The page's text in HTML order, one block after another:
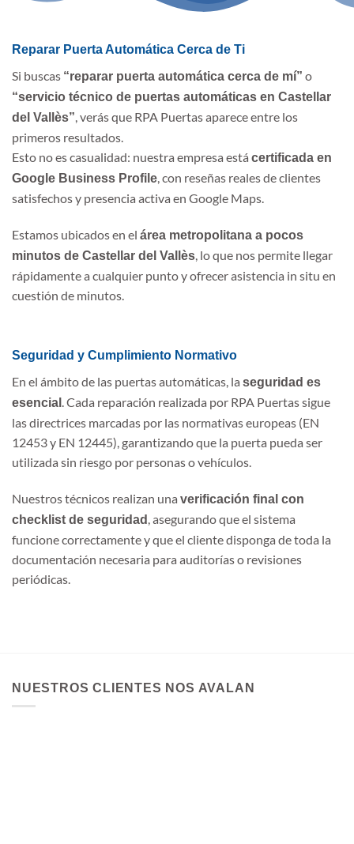
Reparar Puerta Automática Cerca de Ti
Si buscas “reparar puerta automática cerca de mí” o
“servicio técnico de puertas automáticas en Castellar
del Vallès”, verás que RPA Puertas aparece entre los
primeros resultados.
Esto no es casualidad: nuestra empresa está certificada en
Google Business Profile, con reseñas reales de clientes
satisfechos y presencia activa en Google Maps.
Estamos ubicados en el área metropolitana a pocos
minutos de Castellar del Vallès, lo que nos permite llegar
rápidamente a cualquier punto y ofrecer asistencia in situ en
cuestión de minutos.
Seguridad y Cumplimiento Normativo
En el ámbito de las puertas automáticas, la seguridad es
esencial . Cada reparación realizada por RPA Puertas sigue
las directrices marcadas por las normativas europeas (EN
12453 y EN 12445), garantizando que la puerta pueda ser
utilizada sin riesgo por personas o vehículos.
Nuestros técnicos realizan una verificación final con
checklist de seguridad , asegurando que el sistema
funcione correctamente y que el cliente disponga de toda la
documentación necesaria para auditorías o revisiones
periódicas.
NUESTROS CLIENTES NOS AVALAN